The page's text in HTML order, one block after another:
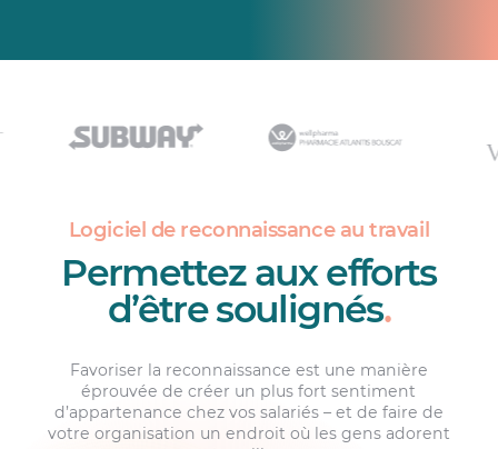
Logiciel de reconnaissance au travail
Permettez aux efforts
d’être soulignés.
Favoriser la reconnaissance est une manière
éprouvée de créer un plus fort sentiment
d’appartenance chez vos salariés – et de faire de
votre organisation un endroit où les gens adorent